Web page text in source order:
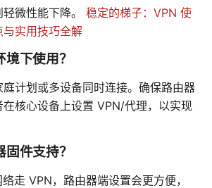
微性能下降。 稳定的梯子：VPN 使
实用技巧全解
下使用？
计划或多设备同时连接。确保路由器
核心设备上设置 VPN/代理，以实现
件支持？
走 VPN，路由器端设置会更方便，